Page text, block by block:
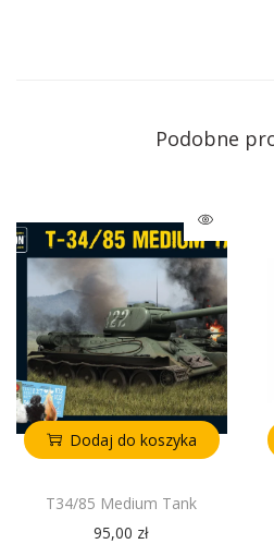
Podobne
Dodaj do koszyka
T34/85 Medium Tank
95,00 zł